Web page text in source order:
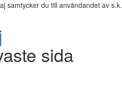
samtycker du till användandet av s.k.
sida